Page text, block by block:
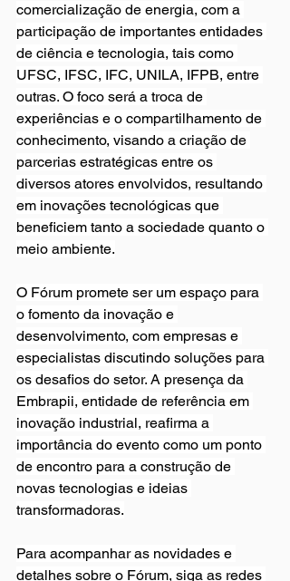
comercialização de energia, com a
participação de importantes entidades
de ciência e tecnologia, tais como
UFSC, IFSC, IFC, UNILA, IFPB, entre
outras. O foco será a troca de
experiências e o compartilhamento de
conhecimento, visando a criação de
parcerias estratégicas entre os
diversos atores envolvidos, resultando
em inovações tecnológicas que
beneficiem tanto a sociedade quanto o
meio ambiente.
O Fórum promete ser um espaço para
o fomento da inovação e
desenvolvimento, com empresas e
especialistas discutindo soluções para
os desafios do setor. A presença da
Embrapii, entidade de referência em
inovação industrial, reafirma a
importância do evento como um ponto
de encontro para a construção de
novas tecnologias e ideias
transformadoras.
Para acompanhar as novidades e
detalhes sobre o Fórum, siga as redes